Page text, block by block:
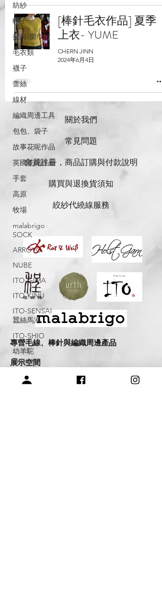
紡紗
帽子
披肩/圍巾
毛衣類
襪子
蕾絲
線材
編織周邊工具
包包、袋子
故事花呢作品
英國花呢作品
手套
高原
牧場
malabrigo
SOCK
ARROYO
NUBE
ITO-GIMA
ITO-KINU
ITO-SENSAI
蠶絲馬海
ITO-SHIO
幼羊駝
Titicaca
絲羊毛
[棒針毛衣作品] 夏季
上衣- YUME
CHERN JINN
2024年6月4日
關於我們
常見問題
會員註冊，商品訂購與付款說明
購買與退換貨須知
絞紗代繞線服務
專營毛線、棒針與編織周邊產品
展示空間